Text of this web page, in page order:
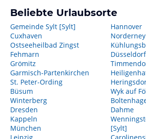
Beliebte Urlaubsorte
Gemeinde Sylt [Sylt]
Cuxhaven
Ostseeheilbad Zingst
Fehmarn
Grömitz
Garmisch-Partenkirchen
St. Peter-Ording
Büsum
Winterberg
Dresden
Kappeln
München
Hannover
Norderney
Düsseldorf
Wyk auf
Dahme
[Sylt]